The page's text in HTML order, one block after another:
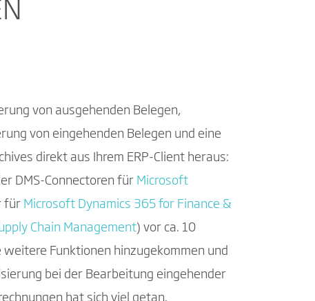
von ausgehenden Belegen,
von eingehenden Belegen und eine
direkt aus Ihrem ERP-Client heraus:
DMS-Connectoren für Microsoft
für Microsoft Dynamics 365 for Finance &
Chain Management) vor ca. 10
weitere Funktionen hinzugekommen und
bei der Bearbeitung eingehender
hat sich viel getan.